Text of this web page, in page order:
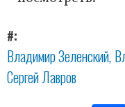
#
Владимир Зеленский
Сергей Лавров